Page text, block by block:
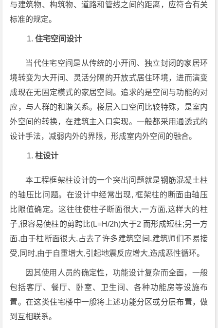
与建筑物、构筑物、道路和管线之间的距离，应符合有关
标准的规定。
住宅空间设计
当代住宅空间是从传统的小开间、独立封闭的家居环
境转变为大开间、灵活分隔的开放式居住环境，进而演变
成现在无固定模式的家居空间。追求的是空间与功能的对
应，与人群的和谐关系。楼层入口空间比较特殊，是室内
外空间的转换，在建筑主入口实现。一般都采用通透式的
设计手法，减弱内外的界限，形成室内外空间的融合。
柱设计
本工程框架柱设计的一个突出问题就是钢筋混凝土柱
的轴压比问题。在设计中经常出现, 框架柱的断面由轴压
比限值确定。这往往使柱子断面很大,一方面,这样大的柱
子,很容易使柱的剪跨比(L=H/2h)大于2 而形成短柱;另一方
面,由于柱断面很大,占去了许多建筑空间,建筑师们不易接
受,同时,由于自重增大,引起地震反应增大,造成恶性循环。
因其使用人员的确定性，功能设计复杂而全面，一般
包括客厅、餐厅、卧室、卫生间、各种功能房等设施布
置。在这类住宅楼中一般将上述功能分区或分层布置，做
到互相联系。